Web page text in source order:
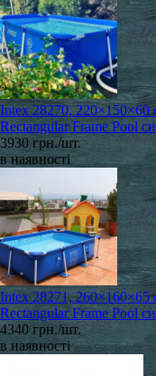
Intex 28270, 220×150×60
Rectangular Frame Pool
3930 грн./шт.
в наявності
Intex 28271, 260×160×65
Rectangular Frame Pool
4340 грн./шт.
в наявності